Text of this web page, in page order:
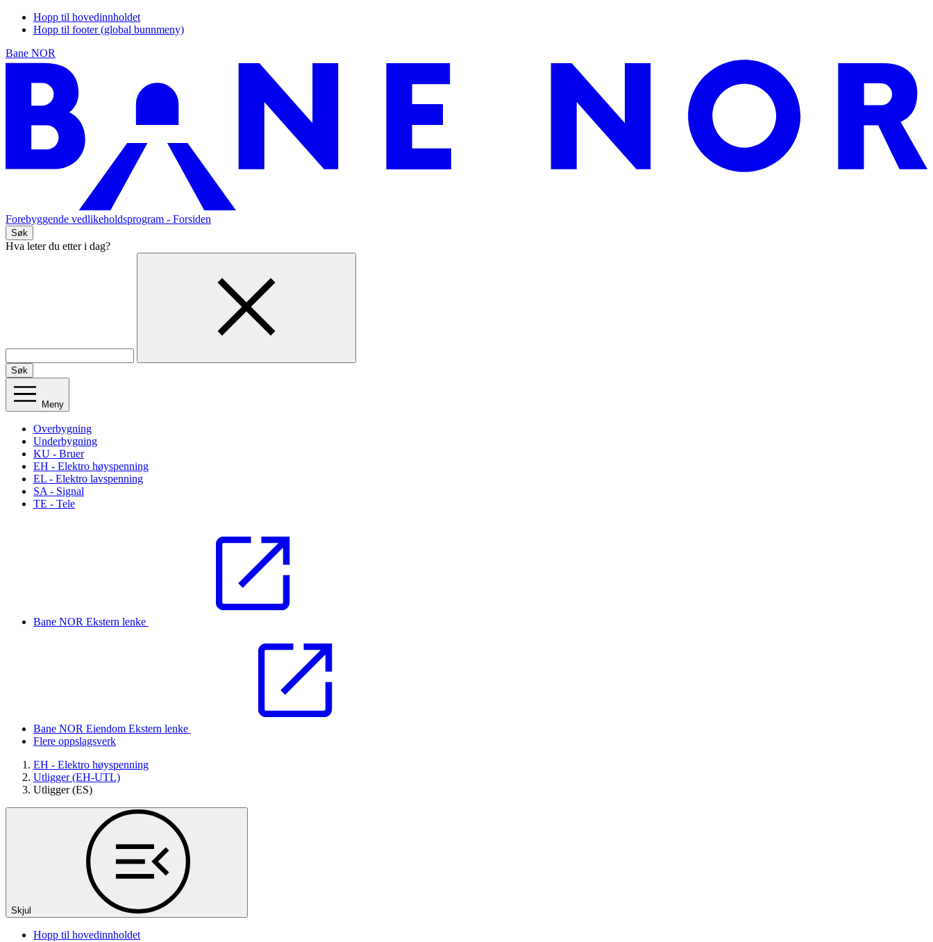
Hopp til hovedinnholdet
Hopp til footer (global bunnmeny)
Bane NOR
Forebyggende vedlikeholdsprogram - Forsiden
Søk
Hva leter du etter i dag?
Søk
Meny
Overbygning
Underbygning
KU - Bruer
EH - Elektro høyspenning
EL - Elektro lavspenning
SA - Signal
TE - Tele
Bane NOR Ekstern lenke
Bane NOR Eiendom Ekstern lenke
Flere oppslagsverk
EH - Elektro høyspenning
Utligger (EH-UTL)
Utligger (ES)
Skjul
Hopp til hovedinnholdet